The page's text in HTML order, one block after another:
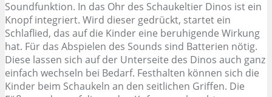
Soundfunktion. In das Ohr des Schaukeltier Dinos ist ein
Knopf integriert. Wird dieser gedrückt, startet ein
Schlaflied, das auf die Kinder eine beruhigende Wirkung
hat. Für das Abspielen des Sounds sind Batterien nötig.
Diese lassen sich auf der Unterseite des Dinos auch ganz
einfach wechseln bei Bedarf. Festhalten können sich die
Kinder beim Schaukeln an den seitlichen Griffen. Die